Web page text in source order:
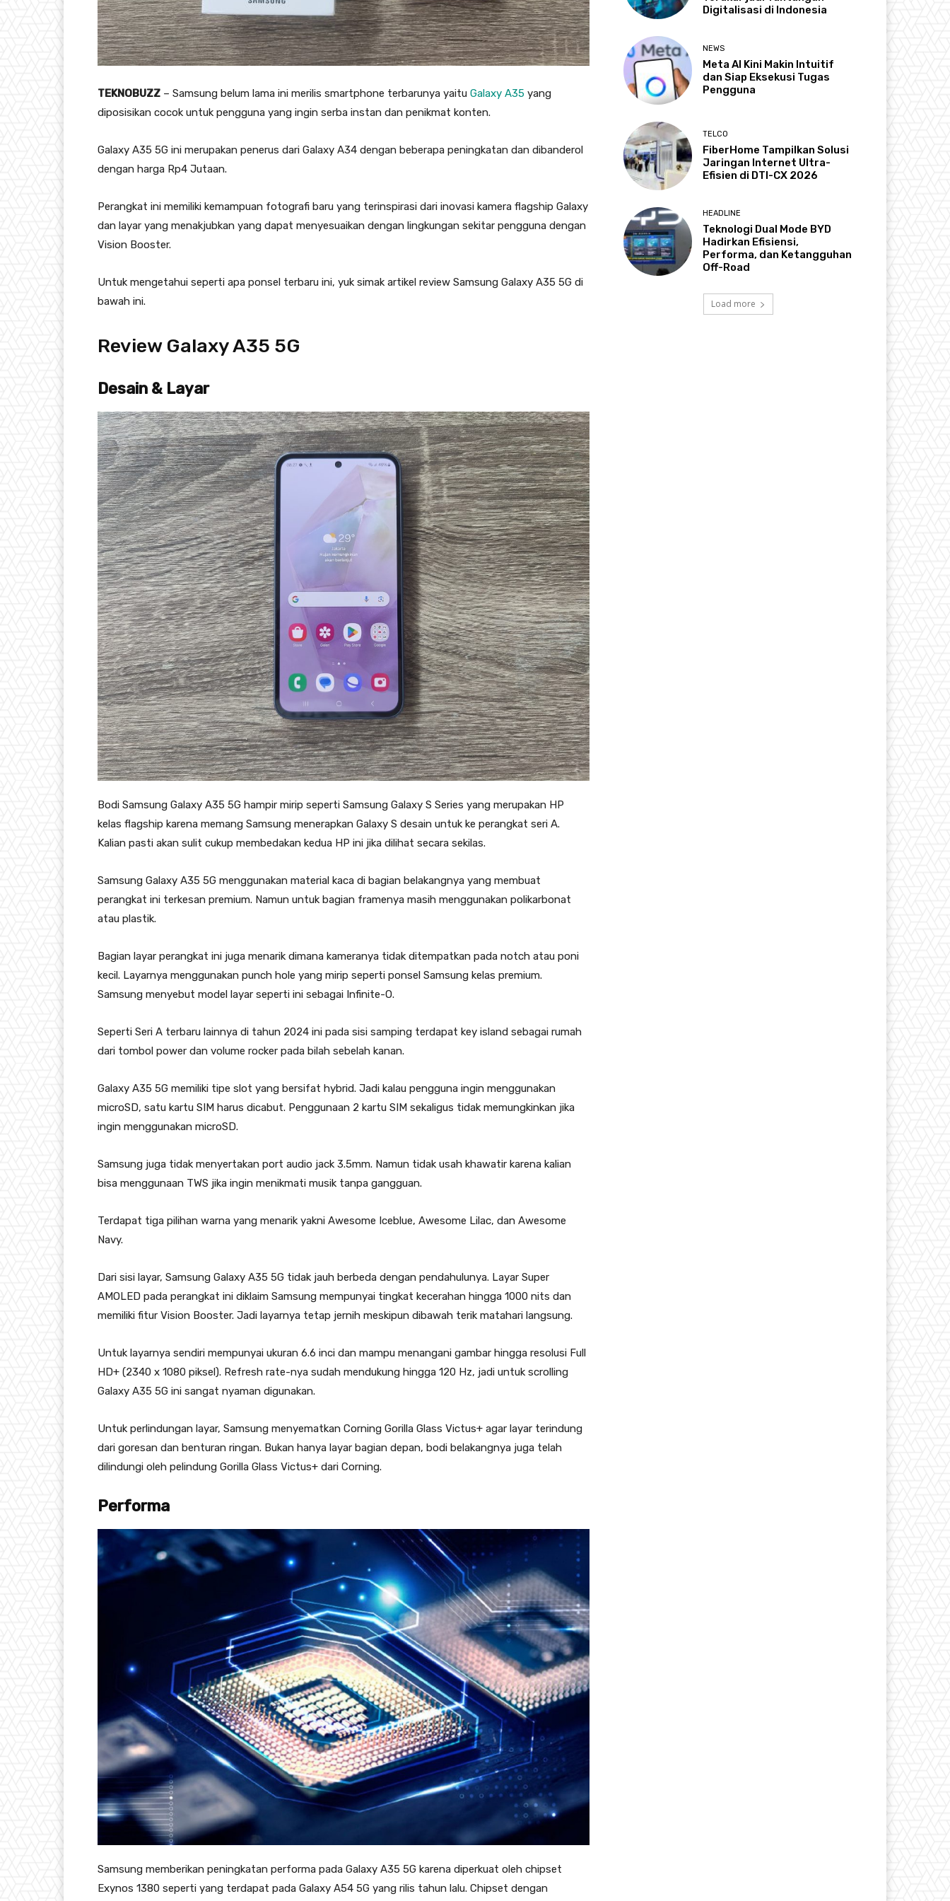
TEKNOBUZZ – Samsung belum lama ini merilis smartphone terbarunya yaitu Galaxy A35 yang
diposisikan cocok untuk pengguna yang ingin serba instan dan penikmat konten.
Galaxy A35 5G ini merupakan penerus dari Galaxy A34 dengan beberapa peningkatan dan dibanderol
dengan harga Rp4 Jutaan.
Perangkat ini memiliki kemampuan fotografi baru yang terinspirasi dari inovasi kamera flagship Galaxy
dan layar yang menakjubkan yang dapat menyesuaikan dengan lingkungan sekitar pengguna dengan
Vision Booster.
Untuk mengetahui seperti apa ponsel terbaru ini, yuk simak artikel review Samsung Galaxy A35 5G di
bawah ini.
Review Galaxy A35 5G
Desain & Layar
Bodi Samsung Galaxy A35 5G hampir mirip seperti Samsung Galaxy S Series yang merupakan HP
kelas flagship karena memang Samsung menerapkan Galaxy S desain untuk ke perangkat seri A.
Kalian pasti akan sulit cukup membedakan kedua HP ini jika dilihat secara sekilas.
Samsung Galaxy A35 5G menggunakan material kaca di bagian belakangnya yang membuat
perangkat ini terkesan premium. Namun untuk bagian framenya masih menggunakan polikarbonat
atau plastik.
Bagian layar perangkat ini juga menarik dimana kameranya tidak ditempatkan pada notch atau poni
kecil. Layarnya menggunakan punch hole yang mirip seperti ponsel Samsung kelas premium.
Samsung menyebut model layar seperti ini sebagai Infinite-O.
Seperti Seri A terbaru lainnya di tahun 2024 ini pada sisi samping terdapat key island sebagai rumah
dari tombol power dan volume rocker pada bilah sebelah kanan.
Galaxy A35 5G memiliki tipe slot yang bersifat hybrid. Jadi kalau pengguna ingin menggunakan
microSD, satu kartu SIM harus dicabut. Penggunaan 2 kartu SIM sekaligus tidak memungkinkan jika
ingin menggunakan microSD.
Samsung juga tidak menyertakan port audio jack 3.5mm. Namun tidak usah khawatir karena kalian
bisa menggunaan TWS jika ingin menikmati musik tanpa gangguan.
Terdapat tiga pilihan warna yang menarik yakni Awesome Iceblue, Awesome Lilac, dan Awesome
Navy.
Dari sisi layar, Samsung Galaxy A35 5G tidak jauh berbeda dengan pendahulunya. Layar Super
AMOLED pada perangkat ini diklaim Samsung mempunyai tingkat kecerahan hingga 1000 nits dan
memiliki fitur Vision Booster. Jadi layarnya tetap jernih meskipun dibawah terik matahari langsung.
Untuk layarnya sendiri mempunyai ukuran 6.6 inci dan mampu menangani gambar hingga resolusi Full
HD+ (2340 x 1080 piksel). Refresh rate-nya sudah mendukung hingga 120 Hz, jadi untuk scrolling
Galaxy A35 5G ini sangat nyaman digunakan.
Untuk perlindungan layar, Samsung menyematkan Corning Gorilla Glass Victus+ agar layar terindung
dari goresan dan benturan ringan. Bukan hanya layar bagian depan, bodi belakangnya juga telah
dilindungi oleh pelindung Gorilla Glass Victus+ dari Corning.
Performa
Samsung memberikan peningkatan performa pada Galaxy A35 5G karena diperkuat oleh chipset
Exynos 1380 seperti yang terdapat pada Galaxy A54 5G yang rilis tahun lalu. Chipset dengan
Digitalisasi di Indonesia
NEWS
Meta AI Kini Makin Intuitif
dan Siap Eksekusi Tugas
Pengguna
TELCO
FiberHome Tampilkan Solusi
Jaringan Internet Ultra-
Efisien di DTI-CX 2026
HEADLINE
Teknologi Dual Mode BYD
Hadirkan Efisiensi,
Performa, dan Ketangguhan
Off-Road
Load more